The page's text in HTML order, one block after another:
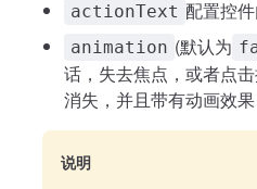
actionText 配置控
animation (默认为
话，失去焦点，或者点
消失，并且带有动画效果
说明